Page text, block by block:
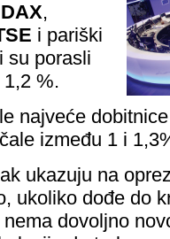
DAX,
i pariški
su porasli
%.
najveće
između 1 i
ukazuju na
ukoliko dođe do
dovoljno